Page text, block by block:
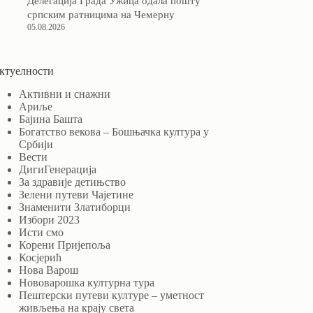
српским ратницима на Чемерну
05.08.2026
Активни и снажни
Ариље
Бајина Башта
Богатство векова – Бошњачка култура у
Србији
Вести
ДигиГенерација
За здравије детињство
Зелени путеви Чајетине
Знаменити Златиборци
Избори 2023
Исти смо
Корени Пријепоља
Косјерић
Нова Варош
Нововарошка културна тура
Пештерски путеви културе – уметност
живљења на крају света